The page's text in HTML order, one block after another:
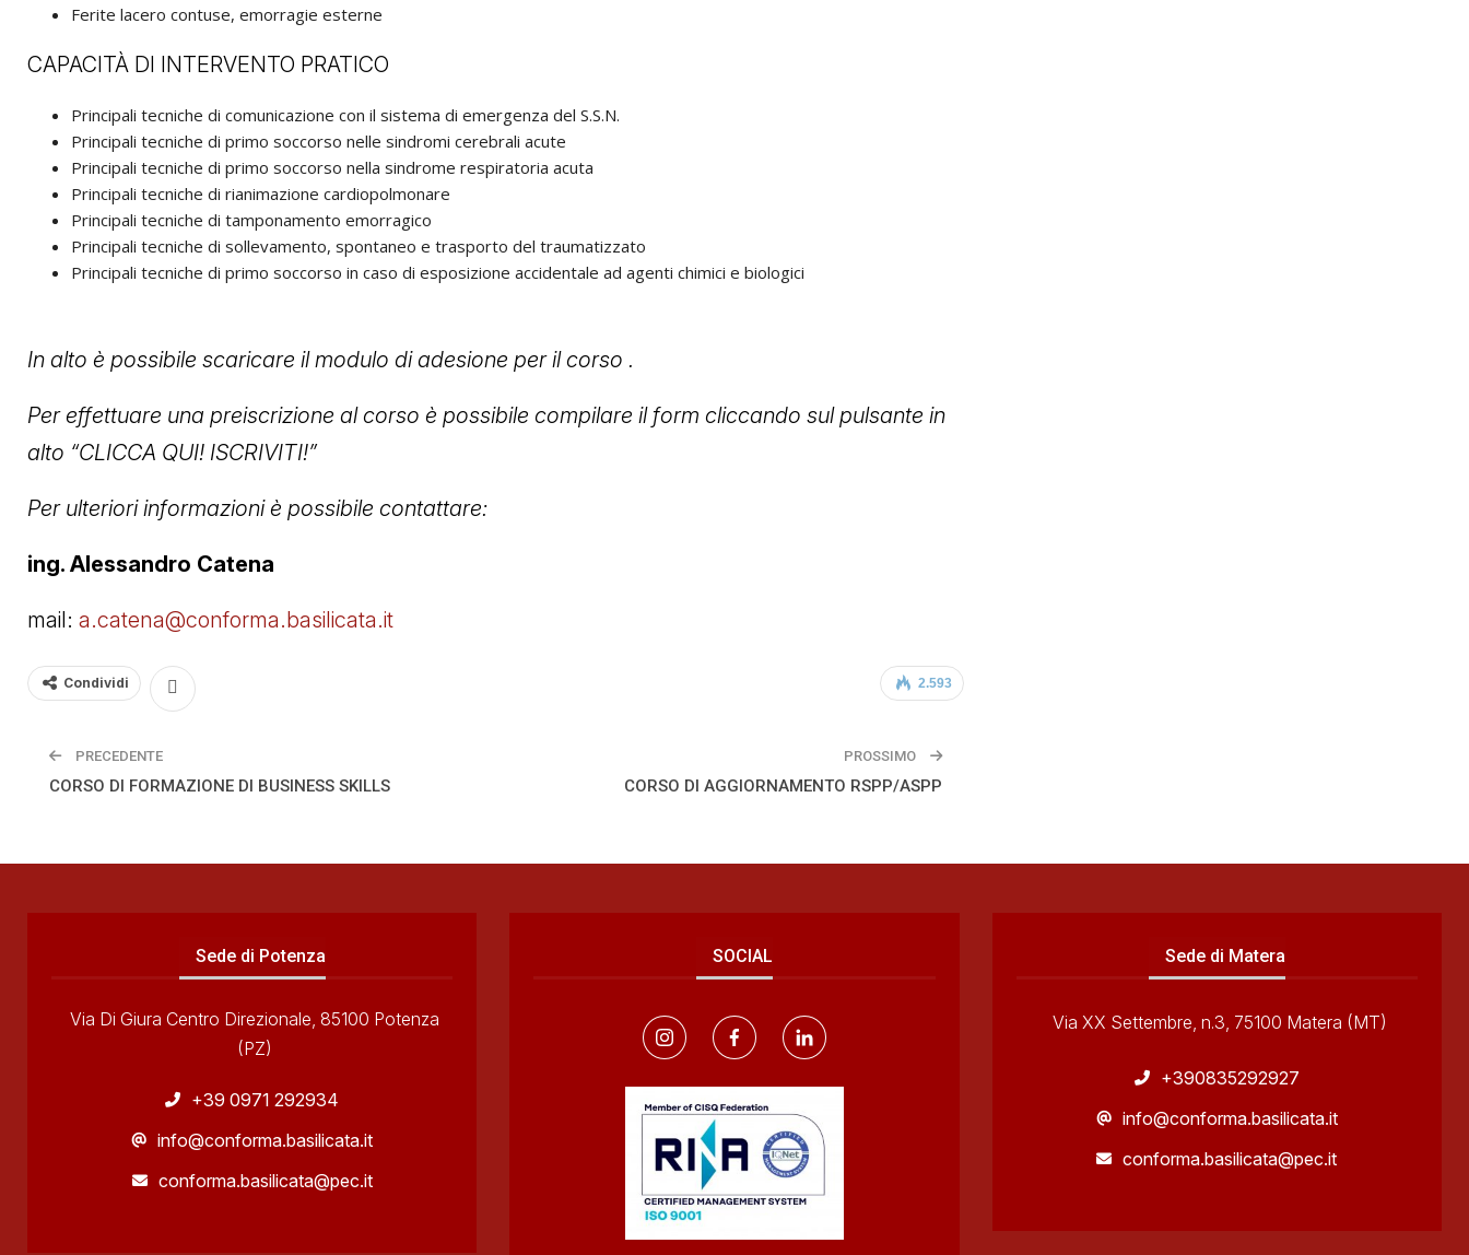
Ferite lacero contuse, emorragie esterne
CAPACITÀ DI INTERVENTO PRATICO
Principali tecniche di comunicazione con il sistema di emergenza del S.S.N.
Principali tecniche di primo soccorso nelle sindromi cerebrali acute
Principali tecniche di primo soccorso nella sindrome respiratoria acuta
Principali tecniche di rianimazione cardiopolmonare
Principali tecniche di tamponamento emorragico
Principali tecniche di sollevamento, spontaneo e trasporto del traumatizzato
Principali tecniche di primo soccorso in caso di esposizione accidentale ad agenti chimici e biologici
In alto è possibile scaricare il modulo di adesione per il corso .
Per effettuare una preiscrizione al corso è possibile compilare il form cliccando sul pulsante in
alto “CLICCA QUI! ISCRIVITI!”
Per ulteriori informazioni è possibile contattare:
ing. Alessandro Catena
mail: a.catena@conforma.basilicata.it
2.593
Condividi
PRECEDENTE
CORSO DI FORMAZIONE DI BUSINESS SKILLS
PROSSIMO
CORSO DI AGGIORNAMENTO RSPP/ASPP
Sede di Potenza
Via Di Giura Centro Direzionale, 85100 Potenza
(PZ)
+39 0971 292934
info@conforma.basilicata.it
conforma.basilicata@pec.it
SOCIAL Sede di Matera
Via XX Settembre, n.3, 75100 Matera (MT)
+390835292927
info@conforma.basilicata.it
conforma.basilicata@pec.it